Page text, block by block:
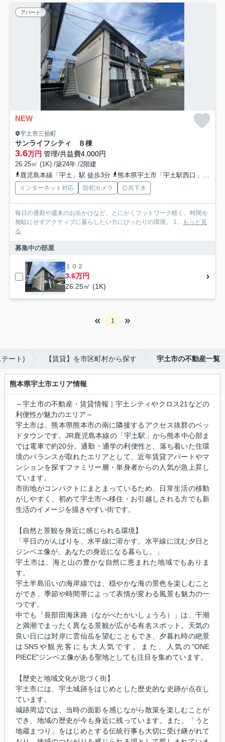
アパート
NEW
宇土市三拾町
サンライフシティ Ｂ棟
3.6万円 管理/共益費4,000円
26.25㎡ (1K) /築24年 /2階建
鹿児島本線「宇土」駅 徒歩3分
熊本県宇土市「宇土駅西口」バス停下車 徒歩3分
インターネット対応 防犯カメラ 公共下水
毎日の通勤や週末のお出かけなど、とにかくフットワーク軽く、時間を
無駄にせずアクティブに暮らしたい方にぴったりの環境。 1... もっと見
る
募集中の部屋
１０２
3.6万円
26.25㎡ (1K)
1
ート) 【賃貸】を市区町村から探す 宇土市の不動産一覧
熊本県宇土市エリア情報
～宇土市の不動産・賃貸情報｜宇土シティやクロス21などの
利便性が魅力のエリア～
宇土市は、熊本県熊本市の南に隣接するアクセス抜群のベッ
ドタウンです。JR鹿児島本線の「宇土駅」から熊本中心部ま
では電車で約20分。通勤・通学の利便性と、落ち着いた住環
境のバランスが取れたエリアとして、近年賃貸アパートやマ
ンションを探すファミリー層・単身者からの人気が急上昇し
ています。
市街地がコンパクトにまとまっているため、日常生活の移動
がしやすく、初めて宇土市へ移住・お引越しされる方でも新
生活のイメージを描きやすい街です。
【自然と景観を身近に感じられる環境】
「平日のがんばりを、水平線に溶かす。水平線に沈む夕日と
ジンベエ像が、あなたの身近になる暮らし。」
宇土市は、海と山の豊かな自然に恵まれた地域でもありま
す。
宇土半島沿いの海岸線では、穏やかな海の景色を楽しむこと
ができ、季節や時間帯によって表情が変わる風景も魅力の一
つです。
中でも「長部田海床路（ながべたかいしょうろ）」は、干潮
と満潮でまったく異なる景観が広がる有名スポット。天気の
良い日には対岸に雲仙岳を望むこともでき、夕暮れ時の絶景
はSNSや観光客にも大人気です。また、人気の"ONE
PIECE"ジンベエ像がある聖地としても注目を集めています。
【歴史と地域文化が息づく街】
宇土市には、宇土城跡をはじめとした歴史的な史跡が点在し
ています。
城跡周辺では、当時の面影を感じながら散策を楽しむことが
でき、地域の歴史が今も身近に残っています。また、「うと
地蔵まつり」をはじめとする伝統行事も大切に受け継がれて